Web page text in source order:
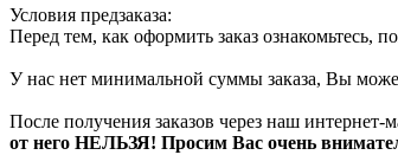
Условия предзаказа:
Перед тем, как оформить заказ ознакомьтесь,
У нас нет минимальной суммы заказа, Вы
После получения заказов через наш
от него НЕЛЬЗЯ! Просим Вас очень